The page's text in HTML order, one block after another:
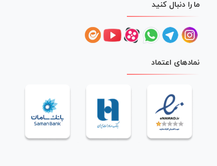
ما را دنبال کنید
نمادهای اعتماد